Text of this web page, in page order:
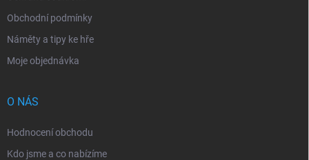
Obchodní podmínky
Náměty a tipy ke hře
Moje objednávka
O NÁS
Hodnocení obchodu
Kdo jsme a co nabízíme